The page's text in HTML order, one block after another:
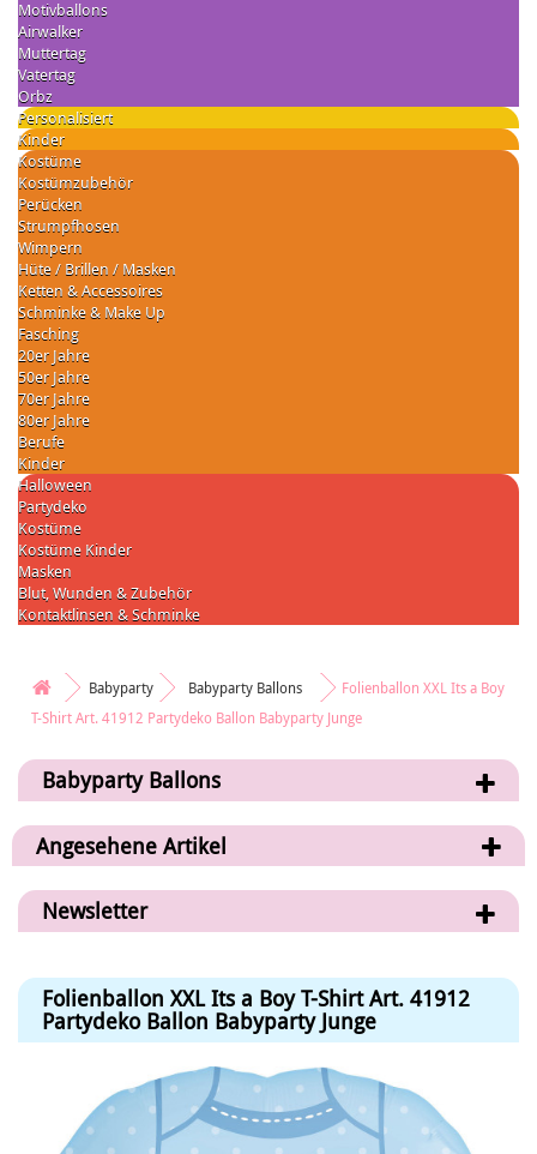
Motivballons
Airwalker
Muttertag
Vatertag
Orbz
Personalisiert
Kinder
Kostüme
Kostümzubehör
Perücken
Strumpfhosen
Wimpern
Hüte / Brillen / Masken
Ketten & Accessoires
Schminke & Make Up
Fasching
20er Jahre
50er Jahre
70er Jahre
80er Jahre
Berufe
Kinder
Halloween
Partydeko
Kostüme
Kostüme Kinder
Masken
Blut, Wunden & Zubehör
Kontaktlinsen & Schminke
Babyparty Babyparty Ballons
Folienballon XXL Its a Boy
T-Shirt Art. 41912 Partydeko Ballon Babyparty Junge
Babyparty Ballons
Angesehene Artikel
Newsletter
Folienballon XXL Its a Boy T-Shirt Art. 41912
Partydeko Ballon Babyparty Junge